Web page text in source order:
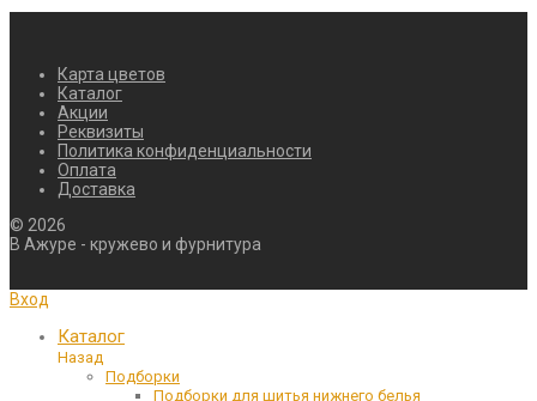
Карта цветов
Каталог
Акции
Реквизиты
Политика конфиденциальности
Оплата
Доставка
© 2026
В Ажуре - кружево и фурнитура
Вход
Каталог
Назад
Подборки
Подборки для шитья нижнего белья